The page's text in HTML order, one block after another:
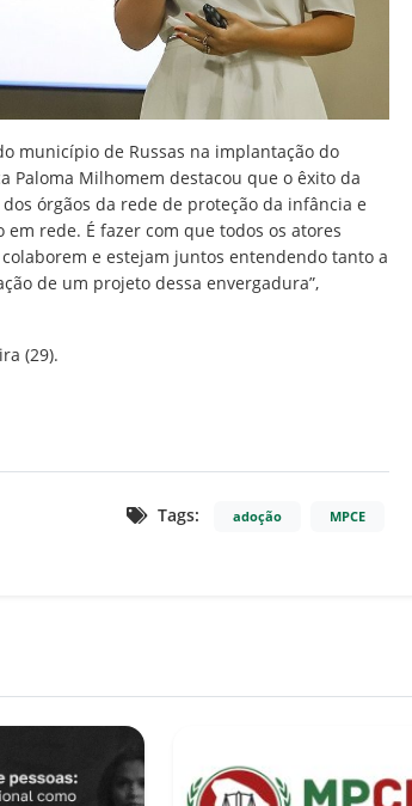
município de Russas na implantação do
Paloma Milhomem destacou que o êxito da
órgãos da rede de proteção da infância e
rede. É fazer com que todos os atores
e estejam juntos entendendo tanto a
de um projeto dessa envergadura”,
(29).
Tags: adoção MPCE